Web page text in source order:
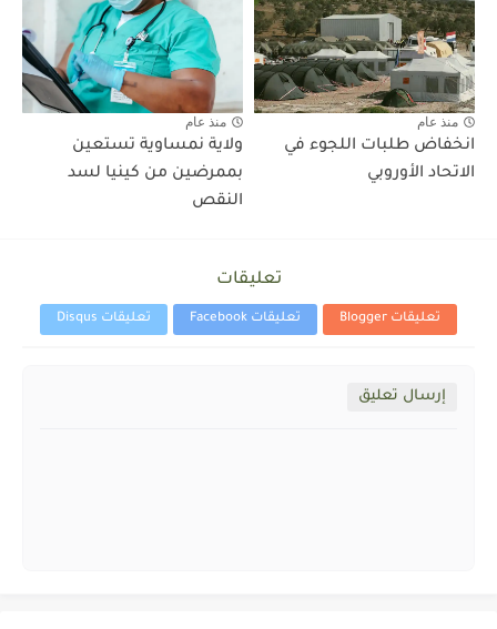
منذ عام
انخفاض طلبات اللجوء في
الاتحاد الأوروبي
منذ عام
ولاية نمساوية تستعين
بممرضين من كينيا لسد
النقص
تعليقات
تعليقات Blogger تعليقات Facebook تعليقات Disqus
إرسال تعليق